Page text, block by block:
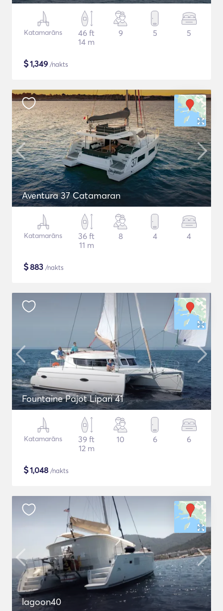
Katamarāns
46 ft
14 m
9 5 5
$1,349 /nakts
Aventura 37 Catamaran
Katamarāns
36 ft
11 m
8 4 4
$883 /nakts
Fountaine Pajot Lipari 41
Katamarāns
39 ft
12 m
10 6 6
$1,048 /nakts
lagoon40